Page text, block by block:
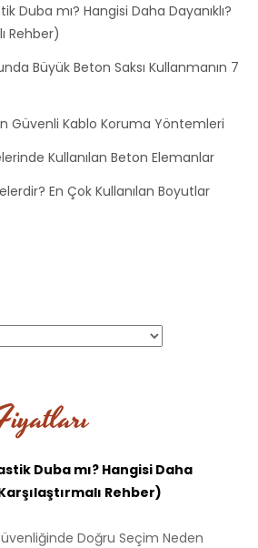
Duba mı? Hangisi Daha Dayanıklı?
Rehber)
Büyük Beton Saksı Kullanmanın 7
Güvenli Kablo Koruma Yöntemleri
Kullanılan Beton Elemanlar
En Çok Kullanılan Boyutlar
Duba mı? Hangisi Daha
Rehber)
Doğru Seçim Neden